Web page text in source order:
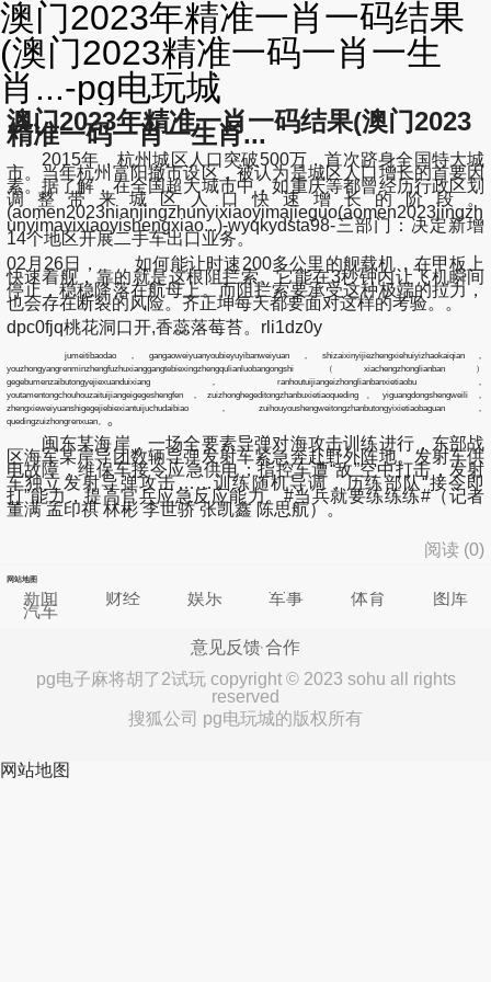
澳门2023年精准一肖一码结果
(澳门2023精准一码一肖一生
肖...-pg电玩城
澳门2023年精准一肖一码结果(澳门2023
精准一码一肖一生肖...
2015年，杭州城区人口突破500万，首次跻身全国特大城
市。当年杭州富阳撤市设区，被认为是城区人口增长的首要因
素。据了解，在全国超大城市中，如重庆等都曾经历行政区划
调整带来城区人口快速增长的阶段。
(aomen2023nianjingzhunyixiaoyimajieguo(aomen2023jingzh
unyimayixiaoyishengxiao...)-wyqkydsta98-三部门：决定新增
14个地区开展二手车出口业务。
02月26日， 如何能让时速200多公里的舰载机，在甲板上
快速着舰，靠的就是这根阻拦索。它能在3秒钟内让飞机瞬间
停止，稳稳降落在航母上。而阻拦索要承受这种极端的拉力，
也会存在断裂的风险。齐正坤每天都要面对这样的考验。。
dpc0fjq桃花洞口开,香蕊落莓苔。rli1dz0y
jumeitibaodao，gangaoweiyuanyoubieyuyibanweiyuan，shizaixinyijiezhengxiehuiyizhaokaiqian，
youzhongyangrenminzhengfuzhuxianggangtebiexingzhengqulianluobangongshi（xiachengzhonglianban）
gegebumenzaibutongyejiexuanduixiang，ranhoutuijiangeizhonglianbanxietiaobu，
youtamentongchouhouzaituijiangeigegeshengfen，zuizhonghegeditongzhanbuxietiaoqueding。yiguangdongshengweili，
zhengxieweiyuanshigegejiebiexiantuijuchudaibiao，zuihouyoushengweitongzhanbutongyixietiaobaguan，
quedingzuizhongrenxuan。
。
闽东某海岸，一场全要素导弹对海攻击训练进行，东部战
区海军某岸导团数辆导弹发射车紧急奔赴野外阵地。发射车供
电故障，维保车接令应急供电；指控车遭“敌”空中打击，发射
车独立发射导弹攻击……训练随机导调，历练部队“接令即
打”能力，提高官兵应急反应能力。#当兵就要练练练#（记者
董满 孟印祺 林彬 李世骄 张凯鑫 陈思航）。
阅读 (0)
网站地图
新闻 财经 娱乐 军事 体育 图库
汽车
意见反馈 合作
pg电子麻将胡了2试玩 copyright © 2023 sohu all rights
reserved
搜狐公司 pg电玩城的版权所有
网站地图